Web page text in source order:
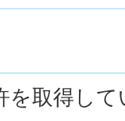
を取得して